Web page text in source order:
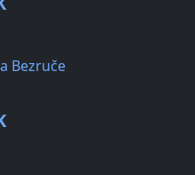
Bezruče